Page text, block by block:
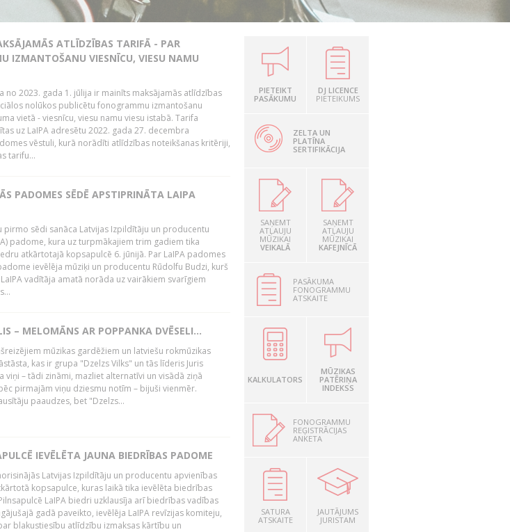
ATLĪDZĪBAS TARIFĀ - PAR
IZMANTOŠANU VIESNĪCU, VIESU NAMU
no 2023. gada 1. jūlija ir mainīts maksājamās atlīdzības
nolūkos publicētu fonogrammu izmantošanu
vietā - viesnīcu, viesu namu viesu istabā. Tarifa
uz LaIPA adresētu 2022. gada 27. decembra
vēstuli, kurā norādīti atlīdzības noteikšanas kritēriji,
tarifu...
PADOMES SĒDĒ APSTIPRINĀTA LAIPA
pirmo sēdi sanāca Latvijas Izpildītāju un producentu
padome, kura uz turpmākajiem trim gadiem tika
atkārtotajā kopsapulcē 6. jūnijā. Par LaIPA padomes
ievēlēja mūziķi un producentu Rūdolfu Budzi, kurš
vadītāja amatā norāda uz vairākiem svarīgiem
– MELOMĀNS AR POPPANKA DVĒSELI...
mūzikas gardēžiem un latviešu rokmūzikas
kas ir grupa "Dzelzs Vilks" un tās līderis Juris
viņi – tādi zināmi, mazliet alternatīvi un visādā ziņā
pirmajām viņu dziesmu notīm – bijuši vienmēr.
paaudzes, bet "Dzelzs...
IEVĒLĒTA JAUNA BIEDRĪBAS PADOME
Latvijas Izpildītāju un producentu apvienības
kopsapulce, kuras laikā tika ievēlēta biedrības
LaIPA biedri uzklausīja arī biedrības vadības
gadā paveikto, ievēlēja LaIPA revīzijas komiteju,
blakustiesību atlīdzību izmaksas kārtību un
PIETEIKT
PASĀKUMU
DJ LICENCE
PIETEIKUMS
ZELTA UN
PLATĪNA
SERTIFIKĀCIJA
SAŅEMT
ATĻAUJU
MŪZIKAI
VEIKALĀ
SAŅEMT
ATĻAUJU
MŪZIKAI
KAFEJNĪCĀ
PASĀKUMA
FONOGRAMMU
ATSKAITE
KALKULATORS
MŪZIKAS
PATĒRIŅA
INDEKSS
FONOGRAMMU
REĢISTRĀCIJAS
ANKETA
SATURA
ATSKAITE
JAUTĀJUMS
JURISTAM